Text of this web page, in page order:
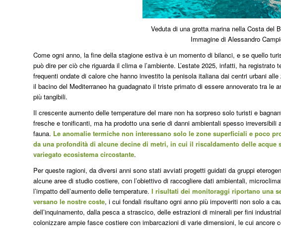
Veduta di una grotta marina nella Costa del
Immagine di Alessandro
Come ogni anno, la fine della stagione estiva è un momento di bilanci, e se quello
può dire per ciò che riguarda il clima e l’ambiente. L’estate 2025, infatti, ha
frequenti ondate di calore che hanno investito la penisola italiana dai centri urbani
il bacino del Mediterraneo ha guadagnato il triste primato di essere annoverato tra
più tangibili.
Il crescente aumento delle temperature del mare non ha sorpreso solo turisti e
fresche e tonificanti, ma ha prodotto una serie di danni ambientali spesso
fauna. Le anomalie termiche non interessano solo le zone superficiali e poco
da una profondità di alcune decine di metri, in cui il riscaldamento delle acque
variegato ecosistema circostante.
Per queste ragioni, da diversi anni sono stati avviati progetti guidati da gruppi
alcune aree di studio costiere, con l’obiettivo di raccogliere dati ambientali,
l’impatto dell’aumento delle temperature. I risultati dei monitoraggi riportano una
versano le nostre coste, i cui fondali risultano ogni anno più impoveriti non solo a
dell’inquinamento, dalla pesca a strascico, delle estrazioni di minerali per fini
colonizzare ampie fasce costiere con imbarcazioni di varie dimensioni, le cui ancore